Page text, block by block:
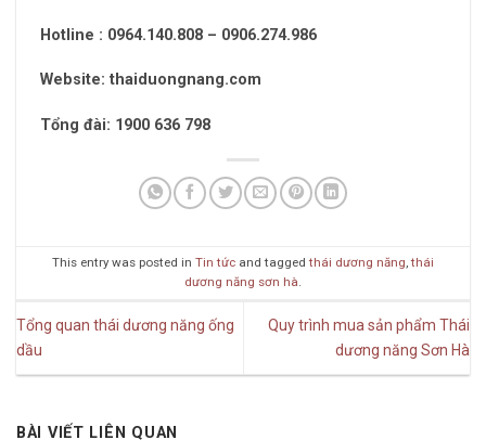
Hotline : 0964.140.808 – 0906.274.986
Website: thaiduongnang.com
Tổng đài: 1900 636 798
This entry was posted in Tin tức and taggedthái dương năng,thái
dương năng sơn hà.
Tổng quan thái dương năng ống
dầu
Quy trình mua sản phẩm Thái
dương năng Sơn Hà
BÀI VIẾT LIÊN QUAN